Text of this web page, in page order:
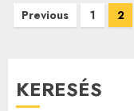
Previous 1 2
KERESÉS